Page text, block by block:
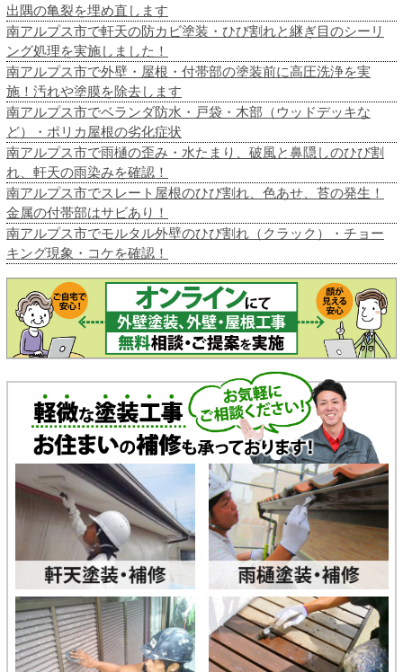
出隅の亀裂を埋め直します
南アルプス市で軒天の防カビ塗装・ひび割れと継ぎ目のシーリ
ング処理を実施しました！
南アルプス市で外壁・屋根・付帯部の塗装前に高圧洗浄を実
施！汚れや塗膜を除去します
南アルプス市でベランダ防水・戸袋・木部（ウッドデッキな
ど）・ポリカ屋根の劣化症状
南アルプス市で雨樋の歪み・水たまり、破風と鼻隠しのひび割
れ、軒天の雨染みを確認！
南アルプス市でスレート屋根のひび割れ、色あせ、苔の発生！
金属の付帯部はサビあり！
南アルプス市でモルタル外壁のひび割れ（クラック）・チョー
キング現象・コケを確認！